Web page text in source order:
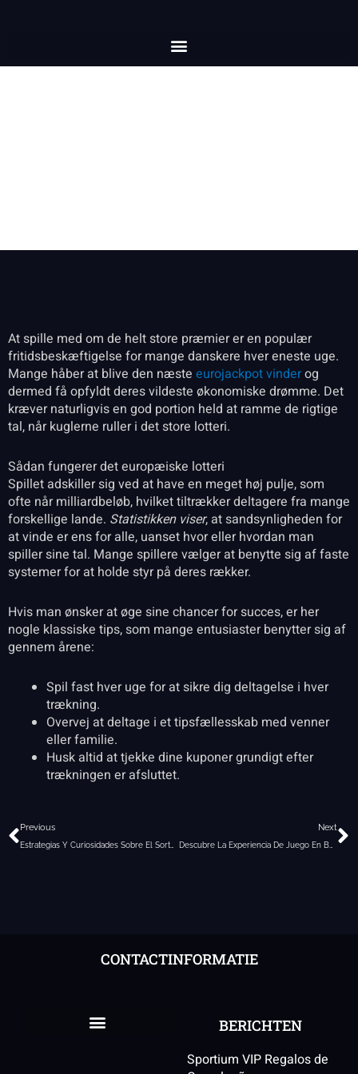
At spille med om de helt store præmier er en populær
fritidsbeskæftigelse for mange danskere hver eneste uge.
Mange håber at blive den næste eurojackpot vinderog
dermed få opfyldt deres vildeste økonomiske drømme. Det
kræver naturligvis en god portion held at ramme de rigtige
tal, når kuglerne ruller i det store lotteri.
Sådan fungerer det europæiske lotteri
Spillet adskiller sig ved at have en meget høj pulje, som
ofte når milliardbeløb, hvilket tiltrækker deltagere fra mange
forskellige lande. Statistikken viser, at sandsynligheden for
at vinde er ens for alle, uanset hvor eller hvordan man
spiller sine tal. Mange spillere vælger at benytte sig af faste
systemer for at holde styr på deres rækker.
Hvis man ønsker at øge sine chancer for succes, er her
nogle klassiske tips, som mange entusiaster benytter sig af
gennem årene:
Spil fast hver uge for at sikre dig deltagelse i hver
trækning.
Overvej at deltage i et tipsfællesskab med venner
eller familie.
Husk altid at tjekke dine kuponer grundigt efter
trækningen er afsluttet.
Vorige
Previous Next
Descubre La Experiencia De Juego En Bplay
CONTACTINFORMATIE
BERICHTEN
Sportium VIP Regalos de